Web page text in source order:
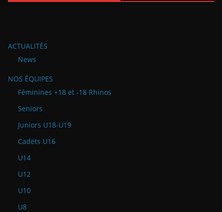
ACTUALITÉS
News
NOS ÉQUIPES
Féminines +18 et -18 Rhinos
Seniors
Juniors U18-U19
Cadets U16
U14
U12
U10
U8